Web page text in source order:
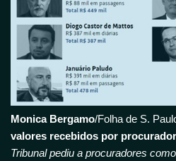
Monica Bergamo/Folha de S.
valores recebidos por
Tribunal pediu a procuradores